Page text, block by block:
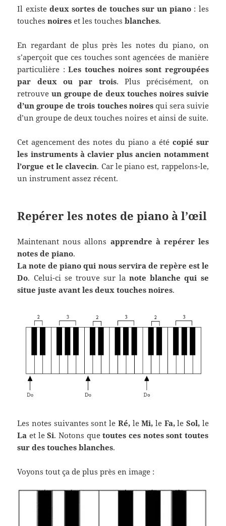
Il existe deux sortes de touches sur un piano : les
touchesnoires et les touchesblanches.
En regardant de plus près les notes du piano, on
s’aperçoit que ces touches sont agencées de manière
particulière :Les touches noires sont regroupées
par deux ou par trois. Plus précisément, on
retrouveun groupe de deux touches noires suivie
d’un groupe de trois touches noiresqui sera suivie
d’un groupe de deux touches noires et ainsi de suite.
Cet agencement des notes du piano a été copié sur
les instruments à clavier plus ancien notamment
l’orgue et le clavecin. Car le piano est, rappelons-le,
un instrument assez récent.
Repérer les notes de piano à l’œil
Maintenant nous allons apprendre à repérer les
notes de piano.
La note de piano qui nous servira de repère est le
Do. Celui-ci se trouve sur lanote blanche qui se
situe juste avant les deux touches noires.
Les notes suivantes sont le Ré, leMi, leFa,le Sol, le
Laet leSi. Notons quetoutes ces notes sont toutes
sur des touches blanches.
Voyons tout ça de plus près en image :